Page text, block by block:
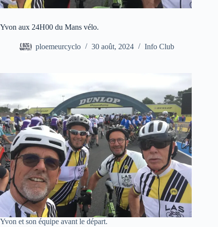
Yvon aux 24H00 du Mans vélo.
ploemeurcyclo 30 août, 2024 Info Club
Yvon et son équipe avant le départ.